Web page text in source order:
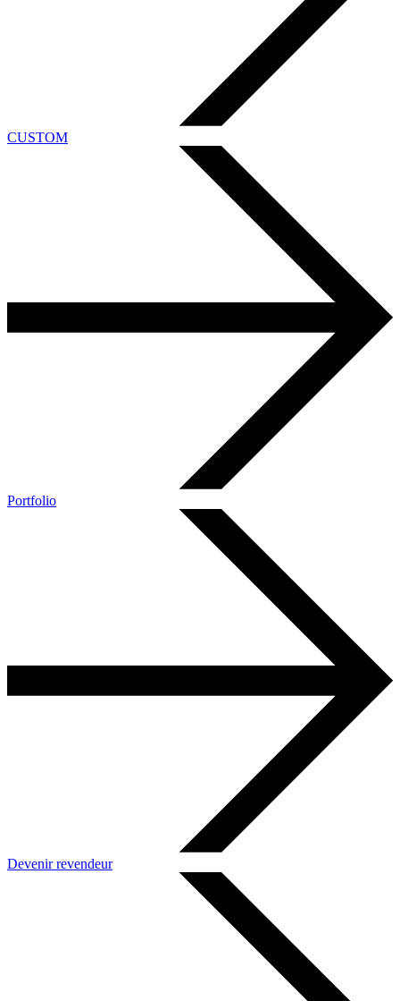
CUSTOM
Portfolio
Devenir revendeur